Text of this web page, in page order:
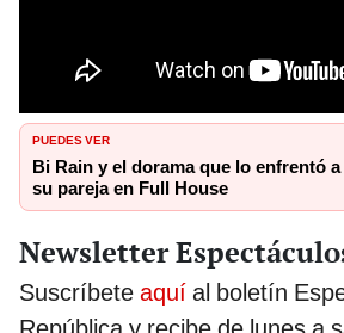
PUEDES VER
Bi Rain y el dorama que lo enfrentó
su pareja en Full House
Newsletter
Suscríbete aquí al boletín